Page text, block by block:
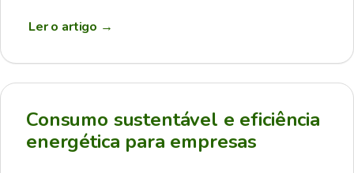
Ler o artigo →
Consumo sustentável e eficiência
energética para empresas